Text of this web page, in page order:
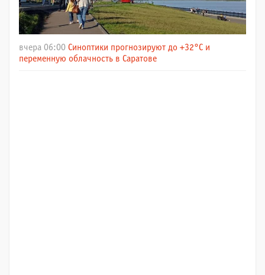
вчера 06:00 Синоптики прогнозируют до +32°C и
переменную облачность в Саратове